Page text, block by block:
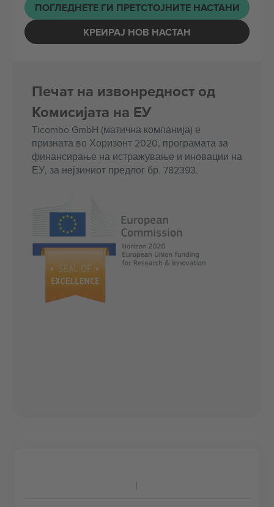
ПОГЛЕДНЕТЕ ГИ ПРЕТСТОЈНИТЕ НАСТАНИ
КРЕИРАЈ НОВ НАСТАН
Печат на извонредност од
Комисијата на ЕУ
Ticombo GmbH (матична компанија) е
призната во Хоризонт 2020, програмата за
финансирање на истражување и иновации на
ЕУ, за нејзиниот предлог бр. 782393.